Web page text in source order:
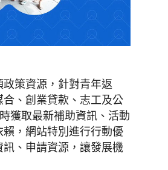
策資源，針對青年返
、創業貸款、志工及公
獲取最新補助資訊、活動
，網站特別進行行動優
、申請資源，讓發展機